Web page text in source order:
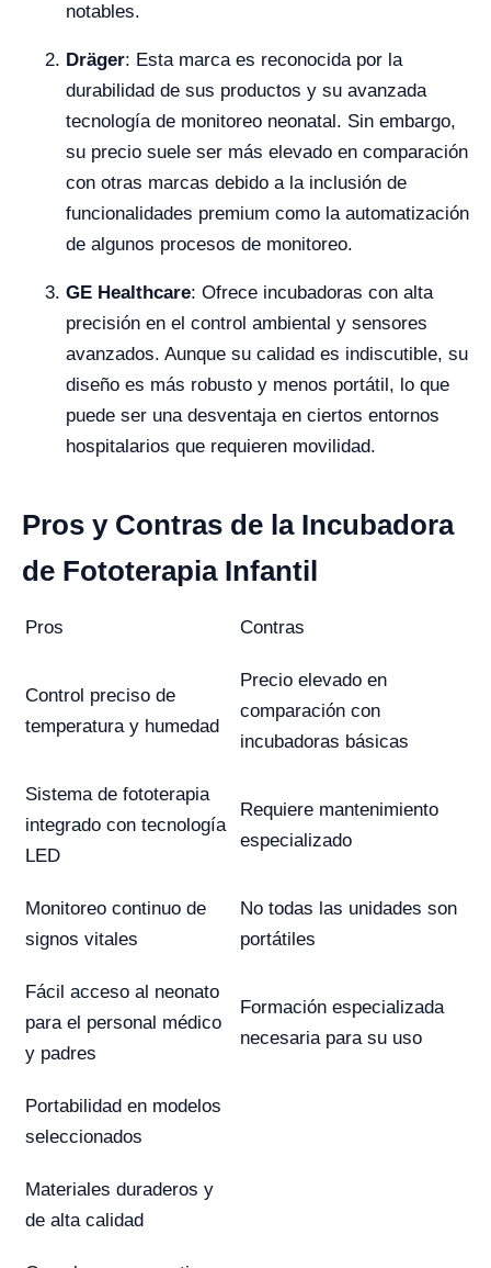
notables.
Dräger: Esta marca es reconocida por la
durabilidad de sus productos y su avanzada
tecnología de monitoreo neonatal. Sin embargo,
su precio suele ser más elevado en comparación
con otras marcas debido a la inclusión de
funcionalidades premium como la automatización
de algunos procesos de monitoreo.
GE Healthcare: Ofrece incubadoras con alta
precisión en el control ambiental y sensores
avanzados. Aunque su calidad es indiscutible, su
diseño es más robusto y menos portátil, lo que
puede ser una desventaja en ciertos entornos
hospitalarios que requieren movilidad.
Pros y Contras de la Incubadora
de Fototerapia Infantil
Pros Contras
Control preciso de
temperatura y humedad
Precio elevado en
comparación con
incubadoras básicas
Sistema de fototerapia
integrado con tecnología
LED
Requiere mantenimiento
especializado
Monitoreo continuo de
signos vitales
No todas las unidades son
portátiles
Fácil acceso al neonato
para el personal médico
y padres
Formación especializada
necesaria para su uso
Portabilidad en modelos
seleccionados
Materiales duraderos y
de alta calidad